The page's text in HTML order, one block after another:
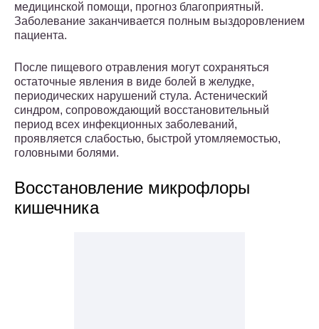
медицинской помощи, прогноз благоприятный.
Заболевание заканчивается полным выздоровлением
пациента.
После пищевого отравления могут сохраняться
остаточные явления в виде болей в желудке,
периодических нарушений стула. Астенический
синдром, сопровождающий восстановительный
период всех инфекционных заболеваний,
проявляется слабостью, быстрой утомляемостью,
головными болями.
Восстановление микрофлоры
кишечника